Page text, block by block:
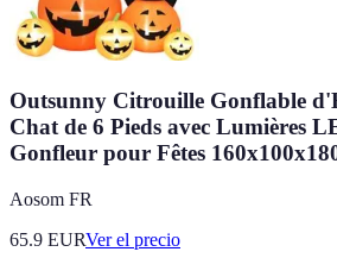
Outsunny Citrouille Gonflable
Chat de 6 Pieds avec Lumières
Gonfleur pour Fêtes
Aosom FR
65.9 EURVer el precio